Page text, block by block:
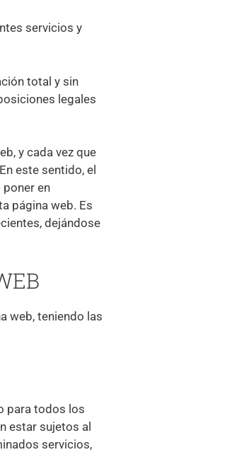
servicios y
total y sin
legales
y cada vez que
este sentido, el
en
página web. Es
dejándose
web, teniendo las
para todos los
estar sujetos al
servicios,